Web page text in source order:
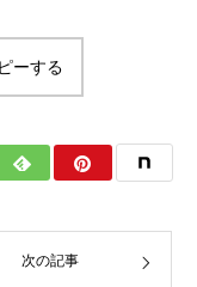
ーする
次の記事